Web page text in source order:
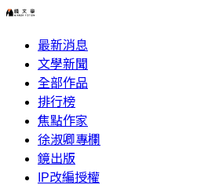
最新消息
文學新聞
全部作品
排行榜
焦點作家
徐淑卿專欄
鏡出版
IP改編授權